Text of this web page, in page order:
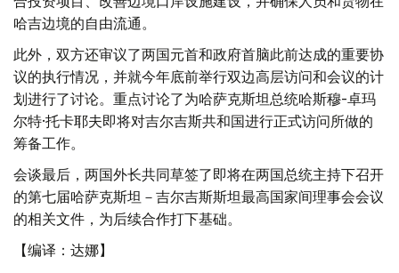
哈吉边境的自由流通。
此外，双方还审议了两国元首和政府首脑此前达成的重要协
议的执行情况，并就今年底前举行双边高层访问和会议的计
划进行了讨论。重点讨论了为哈萨克斯坦总统哈斯穆-卓玛
尔特·托卡耶夫即将对吉尔吉斯共和国进行正式访问所做的
筹备工作。
会谈最后，两国外长共同草签了即将在两国总统主持下召开
的第七届哈萨克斯坦－吉尔吉斯斯坦最高国家间理事会会议
的相关文件，为后续合作打下基础。
【编译：达娜】